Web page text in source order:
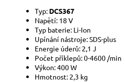
Typ: DCS367
Napětí: 18 V
Typ baterie: Li-Ion
Upínání nástroje: SDS-plus
Energie úderů: 2,1 J
Počet příklepů:0-4600 /min
Výkon: 400 W
Hmotnost: 2,3 kg